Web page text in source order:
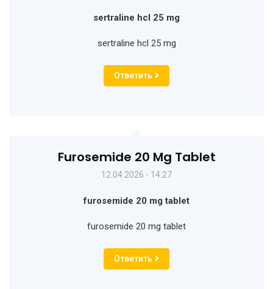
sertraline hcl 25 mg
sertraline hcl 25 mg
Ответить
Furosemide 20 Mg Tablet
12.04.2026 - 14:27
furosemide 20 mg tablet
furosemide 20 mg tablet
Ответить